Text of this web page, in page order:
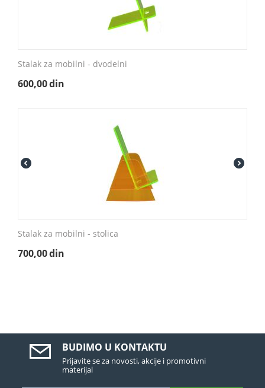
Stalak za mobilni - dvodelni
600,00din
Stalak za mobilni - stolica
700,00din
BUDIMO U KONTAKTU
Prijavite se za novosti, akcije i promotivni
materijal